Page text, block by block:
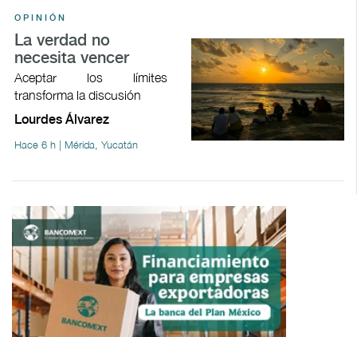
OPINIÓN
La verdad no
necesita vencer
Aceptar los límites
transforma la discusión
Lourdes Álvarez
Hace 6 h | Mérida, Yucatán